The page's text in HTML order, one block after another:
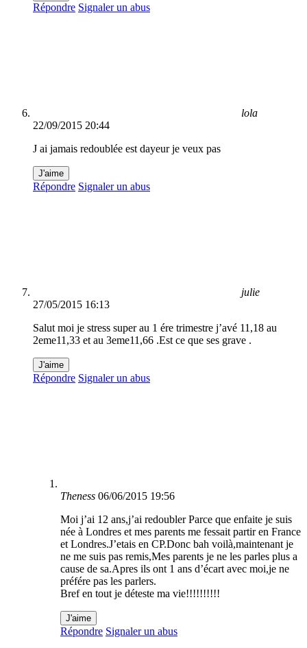
Répondre Signaler un abus
lola
22/09/2015 20:44
J ai jamais redoublée est dayeur je veux pas
J'aime
Répondre Signaler un abus
julie
27/05/2015 16:13
Salut moi je stress super au 1 ére trimestre j’avé 11,18 au
2eme11,33 et au 3eme11,66 .Est ce que ses grave .
J'aime
Répondre Signaler un abus
Theness 06/06/2015 19:56
Moi j’ai 12 ans,j’ai redoubler Parce que enfaite je suis
née à Londres et mes parents me fessait partir en France
et Londres.J’etais en CP.Donc bah voilà,maintenant je
ne me suis pas remis,Mes parents je ne les parles plus a
cause de sa.Apres ils ont 1 ans d’écart avec moi,je ne
préfére pas les parlers.
Bref en tout je déteste ma vie!!!!!!!!!!
J'aime
Répondre Signaler un abus